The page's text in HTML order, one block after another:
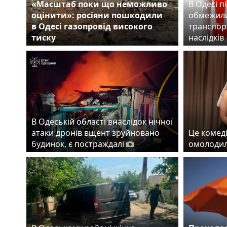
«Масштаб поки що неможливо
оцінити»: росіяни пошкодили
в Одесі газопровід високого
тиску
В Одесі
наслідків
В Одеській області внаслідок нічної
атаки дронів вщент зруйновано
будинок, є постраждалі
Це